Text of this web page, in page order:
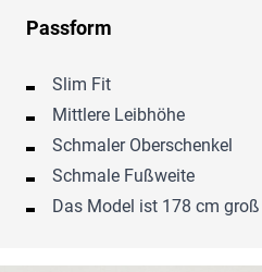
Passform
Slim Fit
Mittlere Leibhöhe
Schmaler Oberschenkel
Schmale Fußweite
Das Model ist 178 cm